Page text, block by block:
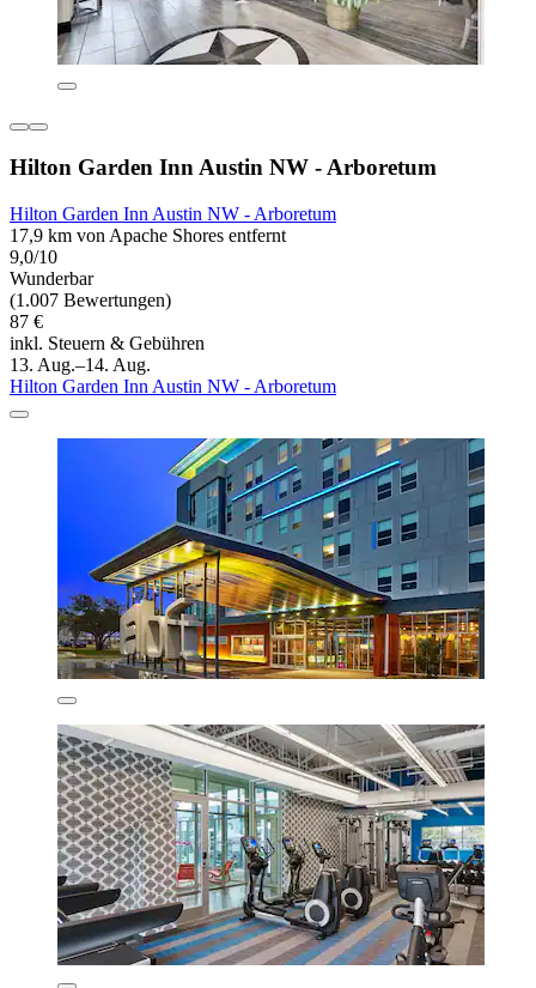
Hilton Garden Inn Austin NW - Arboretum
Hilton Garden Inn Austin NW - Arboretum
17,9 km von Apache Shores entfernt
9,0/10
Wunderbar
(1.007 Bewertungen)
87 €
inkl. Steuern & Gebühren
13. Aug.–14. Aug.
Hilton Garden Inn Austin NW - Arboretum